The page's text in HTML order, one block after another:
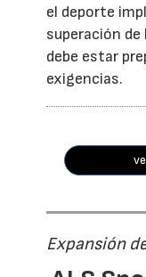
el deporte
superación
debe estar
exigencias.
Expansión